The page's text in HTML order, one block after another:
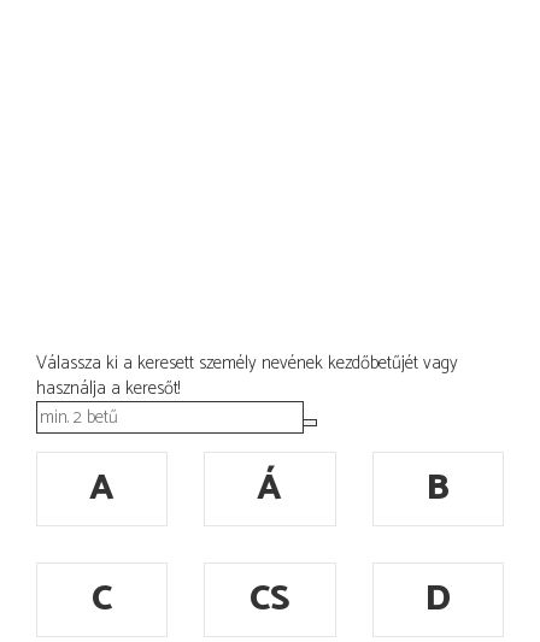
Válassza ki a keresett személy nevének kezdőbetűjét vagy
használja a keresőt!
A Á
B
C
CS
D